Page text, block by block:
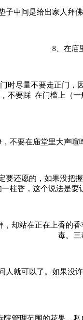
子中间是给出家人拜
8、在庙
时尽量不要走正门
不要踩 在门槛上（
不要在庙堂里大声
要还愿的，如果没
柱香，这个说法是
却站在正在上香
毒。三
人就可以了。如果
管理范围的花果，